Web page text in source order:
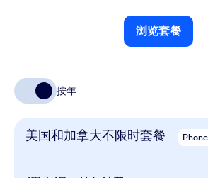
浏览套餐
浏览套餐
按年
美国和加拿大不限时套餐